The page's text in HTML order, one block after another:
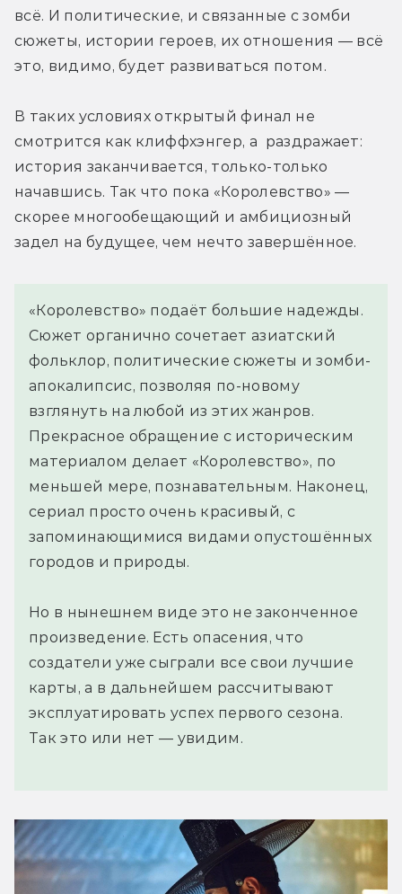
всё. И политические, и связанные с зомби
сюжеты, истории героев, их отношения — всё
это, видимо, будет развиваться потом.
В таких условиях открытый финал не
смотрится как клиффхэнгер, а  раздражает:
история заканчивается, только-только
начавшись. Так что пока «Королевство» —
скорее многообещающий и амбициозный
задел на будущее, чем нечто завершённое.
«Королевство» подаёт большие надежды.
Сюжет органично сочетает азиатский
фольклор, политические сюжеты и зомби-
апокалипсис, позволяя по-новому
взглянуть на любой из этих жанров.
Прекрасное обращение с историческим
материалом делает «Королевство», по
меньшей мере, познавательным. Наконец,
сериал просто очень красивый, с
запоминающимися видами опустошённых
городов и природы.
Но в нынешнем виде это не законченное
произведение. Есть опасения, что
создатели уже сыграли все свои лучшие
карты, а в дальнейшем рассчитывают
эксплуатировать успех первого сезона.
Так это или нет — увидим.